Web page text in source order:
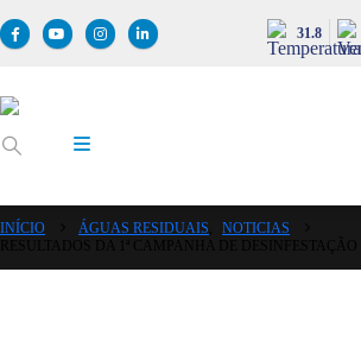
31.8
INÍCIO ÁGUAS RESIDUAIS
NOTICIAS